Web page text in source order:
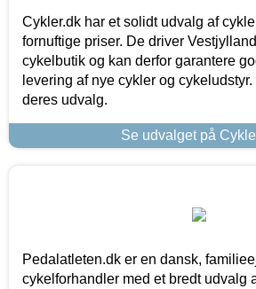
Cykler.dk har et solidt udvalg af
fornuftige priser. De driver
cykelbutik og kan derfor garantere
levering af nye cykler og
deres udvalg.
Se udvalget på
Pedalatleten.dk er en dansk,
cykelforhandler med et bredt udvalg